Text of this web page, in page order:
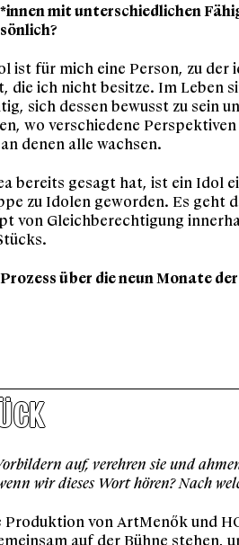
mit unterschiedlichen
ist für mich eine Person, zu der
die ich nicht besitze. Im
sich dessen bewusst zu sein
wo verschiedene
denen alle wachsen.
bereits gesagt hat, ist ein Idol
zu Idolen geworden. Es geht
von Gleichberechtigung
über die neun Monate
auf, verehren sie und
wir dieses Wort hören? Nach
Produktion von ArtMenők und
auf der Bühne stehen,